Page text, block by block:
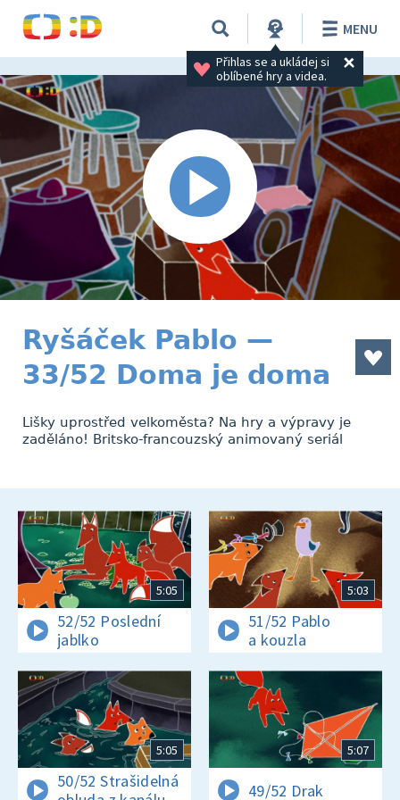
Přihlas se a ukládej si
oblíbené hry a videa.
MENU
Ryšáček Pablo —
33/52 Doma je doma
Lišky uprostřed velkoměsta? Na hry a výpravy je
zaděláno! Britsko-francouzský animovaný seriál
5:05
52/52 Poslední
jablko
5:03
51/52 Pablo
a kouzla
5:05
50/52 Strašidelná
5:07
49/52 Drak